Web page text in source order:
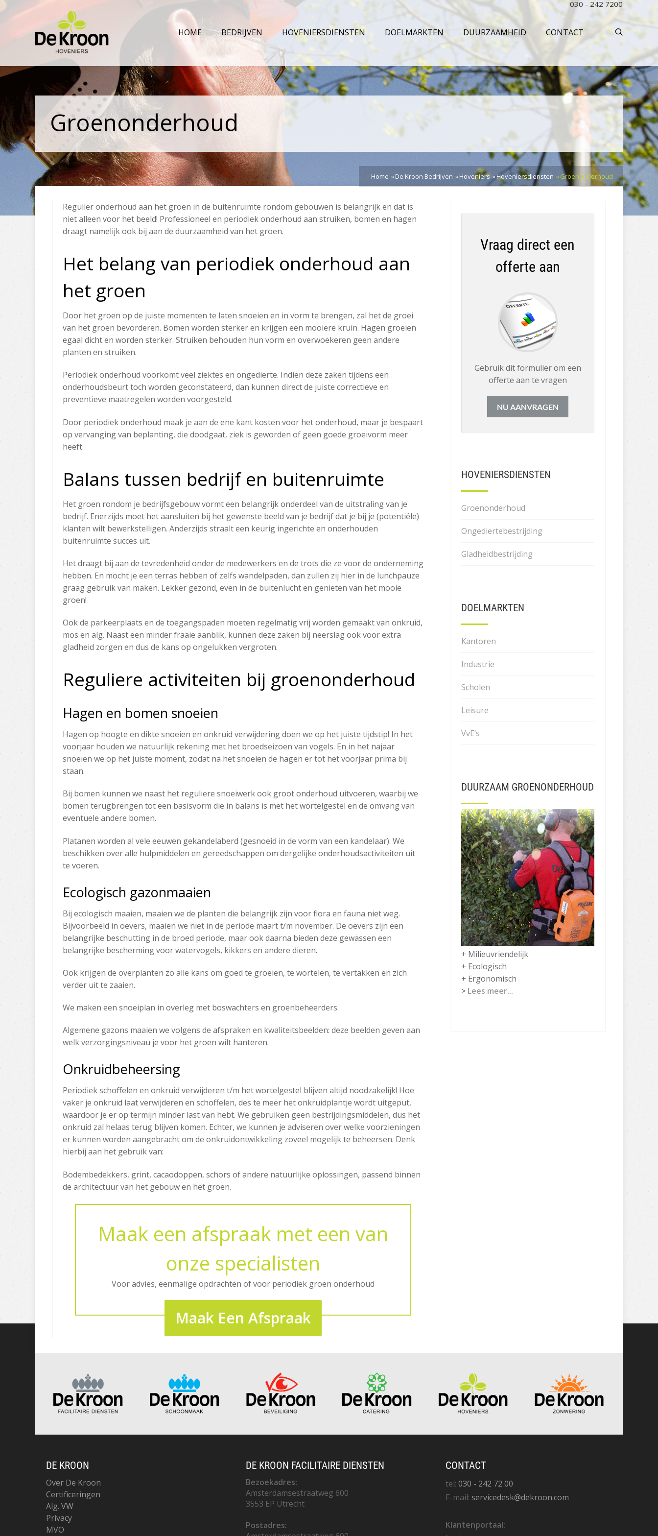
HOME BEDRIJVEN HOVENIERSDIENSTEN DOELMARKTEN DUURZAAMHEID CONTACT
030 - 242 7200
Groenonderhoud
Home De Kroon Bedrijven Hoveniers Hoveniersdiensten Groenonderhoud
Regulier onderhoud aan het groen in de buitenruimte rondom gebouwen is belangrijk en dat is
niet alleen voor het beeld! Professioneel en periodiek onderhoud aan struiken, bomen en hagen
draagt namelijk ook bij aan de duurzaamheid van het groen.
​Het belang van periodiek onderhoud aan
het groen
Door het groen op de juiste momenten te laten snoeien en in vorm te brengen, zal het de groei
van het groen bevorderen. Bomen worden sterker en krijgen een mooiere kruin. Hagen groeien
egaal dicht en worden sterker. Struiken behouden hun vorm en overwoekeren geen andere
planten en struiken.
Periodiek onderhoud voorkomt veel ziektes en ongedierte. Indien deze zaken tijdens een
onderhoudsbeurt toch worden geconstateerd, dan kunnen direct de juiste correctieve en
preventieve maatregelen worden voorgesteld.
Door ​periodiek onderhoud maak je aan de ene kant kosten voor het onderhoud, maar je bespaart
op vervanging van beplanting, die doodgaat, ziek is geworden of geen goede groeivorm meer
heeft.
Balans tussen bedrijf en buitenruimte​
Het groen rondom je bedrijfsgebouw​ vormt een belangrijk onderdeel van de uitstraling van je
bedrijf. Enerzijds moet het aansluiten bij het gewenste beeld van je bedrijf dat je bij je (potentiële)
klanten wilt bewerkstelligen. Anderzijds straalt een keurig ingerichte en onderhouden
buitenruimte succes uit.
Het draagt bij aan de tevredenheid onder de medewerkers en de trots die ze voor de onderneming
hebben. En mocht je een terras hebben of zelfs wandelpaden, dan zullen zij hier in de lunchpauze
graag gebruik van maken. Lekker gezond, even in de buitenlucht en genieten van het mooie
groen!​
Ook de parkeerplaats en de toegangspaden moeten regelmatig vrij worden gemaakt van onkruid,
mos en alg. Naast een minder fraaie aanblik, kunnen deze zaken bij neerslag ook voor extra
gladheid zorgen en dus de kans op ongelukken vergroten.
​Reguliere activiteiten bij groenonderhoud
Hagen en bomen snoeien
​Hagen op hoogte en dikte snoeien en onkruid verwijdering doen we op het juiste tijdstip! In het
voorjaar houden we natuurlijk rekening met het broedseizoen van vogels. En in het najaar
snoeien we op het juiste moment, zodat na het snoeien de hagen er tot het voorjaar prima bij
staan.
Bij bomen kunnen we naast het reguliere snoeiwerk ook groot onderhoud uitvoeren, waarbij we
bomen terugbrengen tot een basisvorm die in balans is met het wortelgestel en de omvang van
eventuele andere bomen.
Platanen worden al vele eeuwen gekandelaberd (gesnoeid in de vorm van een kandelaar). We
beschikken over alle hulpmiddelen en gereedschappen om dergelijke onderhoudsactiviteiten uit
te voeren.
Ecologisch gazonmaaien
​Bij ecologisch maaien, maaien we de planten die belangrijk zijn voor flora en fauna niet weg.
Bijvoorbeeld in oevers, maaien we niet in de periode maart t/m november. De oevers zijn een
belangrijke beschutting in de broed periode, maar ook daarna bieden deze gewassen een
belangrijke bescherming voor watervogels, kikkers en andere dieren.
Ook krijgen de overplanten zo alle kans om goed te groeien, te wortelen, te vertakken en zich
verder uit te zaaien.
We maken een snoeiplan in overleg met boswachters en groenbeheerders.
Algemene gazons maaien we ​volgens de afspraken en kwaliteitsbeelden: deze beelden geven aan
welk verzorgingsniveau je voor het groen wilt hanteren.
Onkruidbeheersing
​Periodiek schoffelen en onkruid verwijderen t/m het wortelgestel blijven altijd noodzakelijk! Hoe
vaker je onkruid laat verwijderen en schoffelen, des te meer het onkruidplantje wordt uitgeput,
waardoor je er op termijn minder last van hebt. We gebruiken geen bestrijdingsmiddelen, dus het
onkruid zal helaas terug blijven komen. Echter, we kunnen je adviseren over welke voorzieningen
er kunnen worden aangebracht om de onkruidontwikkeling zoveel mogelijk te beheersen. Denk
hierbij aan het gebruik van:
Bodembedekkers, grint, cacaodoppen, schors of andere natuurlijke oplossingen, passend binnen
de architectuur van het gebouw en het groen.​
Maak een afspraak met een van
onze specialisten
Voor advies, eenmalige opdrachten of voor periodiek groen onderhoud
Maak Een Afspraak
Vraag direct een
offerte aan
Gebruik dit formulier om een
offerte aan te vragen
NU AANVRAGEN
HOVENIERSDIENSTEN
Groenonderhoud
Ongediertebestrijding
Gladheidbestrijding
DOELMARKTEN
Kantoren
Industrie
Scholen
Leisure
VvE’s
DUURZAAM GROENONDERHOUD
+ Milieuvriendelijk
+ Ecologisch
+ Ergonomisch
> Lees meer...
DE KROON
Over De Kroon
Certificeringen
Alg. VW
Privacy
MVO
DE KROON FACILITAIRE DIENSTEN
Bezoekadres:
Amsterdamsestraatweg 600
3553 EP Utrecht
Postadres:
CONTACT
tel: 030 - 242 72 00
E-mail: servicedesk@dekroon.com
Klantenportaal: